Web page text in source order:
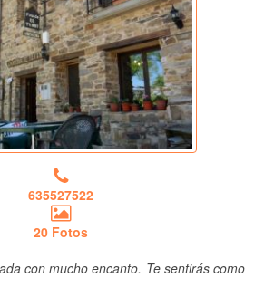
635527522
20 Fotos
con mucho encanto. Te sentirás como